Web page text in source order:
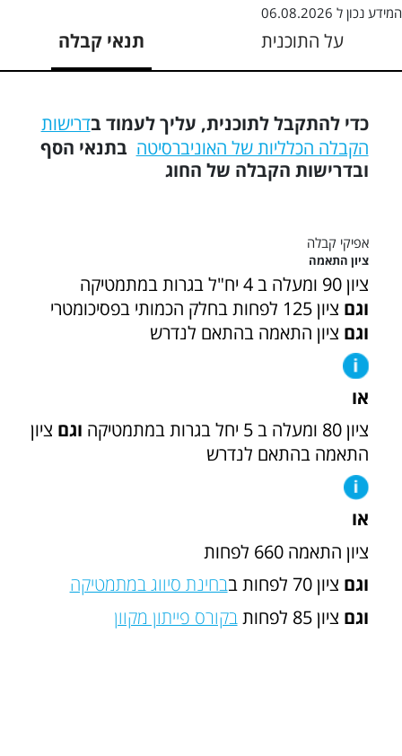
המידע נכון ל 06.08.2026
על התוכנית תנאי קבלה
כדי להתקבל לתוכנית, עליך לעמוד בדרישות
הקבלה הכלליות של האוניברסיטה בתנאי הסף
ובדרישות הקבלה של החוג
אפיקי קבלה
ציון התאמה
ציון 90 ומעלה ב 4 יח"ל בגרות במתמטיקה
וגם ציון 125 לפחות בחלק הכמותי בפסיכומטרי
וגם ציון התאמה בהתאם לנדרש
או
ציון 80 ומעלה ב 5 יחל בגרות במתמטיקה
וגם ציון
התאמה בהתאם לנדרש
או
ציון התאמה 660 לפחות
וגם ציון 70 לפחות ב
בחינת סיווג במתמטיקה
וגם ציון 85 לפחות בקורס פייתון מקוון